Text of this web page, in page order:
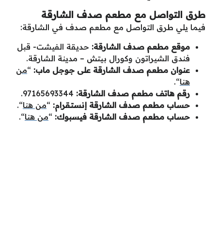
طرق التواصل مع مطعم صدف الشارقة
فيما يلي طرق التواصل مع مطعم صدف في الشارقة:
موقع مطعم صدف الشارقة: حديقة الفيشت- قبل
فندق الشيراتون وكورال بيتش – مدينة الشارقة.
عنوان مطعم صدف الشارقة على جوجل ماب: “من
هنا“.
رقم هاتف مطعم صدف الشارقة: .97165693344
حساب مطعم صدف الشارقة إنستقرام: “من هنا“.
حساب مطعم صدف الشارقة فيسبوك: “من هنا“.